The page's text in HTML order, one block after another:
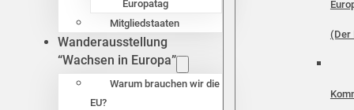
Europatag
Mitgliedstaaten
Wanderausstellung
“Wachsen in Europa”
Warum brauchen wir die
EU?
(Der